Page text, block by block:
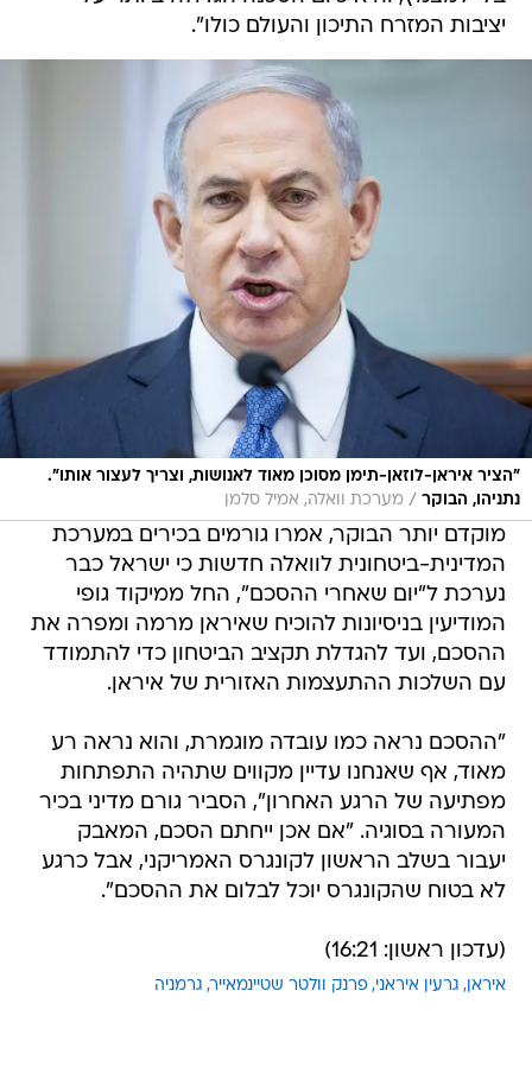
יציבות המזרח התיכון והעולם כולו".
"הציר איראן-לוזאן-תימן מסוכן מאוד לאנושות, וצריך לעצור אותו".
נתניהו, הבוקר / מערכת וואלה, אמיל סלמן
מוקדם יותר הבוקר, אמרו גורמים בכירים במערכת
המדינית-ביטחונית לוואלה חדשות כי ישראל כבר
נערכת ל"יום שאחרי ההסכם", החל ממיקוד גופי
המודיעין בניסיונות להוכיח שאיראן מרמה ומפרה את
ההסכם, ועד להגדלת תקציב הביטחון כדי להתמודד
עם השלכות ההתעצמות האזורית של איראן.
"ההסכם נראה כמו עובדה מוגמרת, והוא נראה רע
מאוד, אף שאנחנו עדיין מקווים שתהיה התפתחות
מפתיעה של הרגע האחרון", הסביר גורם מדיני בכיר
המעורה בסוגיה. "אם אכן ייחתם הסכם, המאבק
יעבור בשלב הראשון לקונגרס האמריקני, אבל כרגע
לא בטוח שהקונגרס יוכל לבלום את ההסכם".
(עדכון ראשון: 16:21)
איראן גרעין איראני פרנק וולטר שטיינמאייר גרמניה